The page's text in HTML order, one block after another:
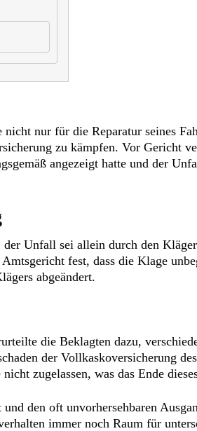
nur für die Reparatur seines
zu kämpfen. Vor Gericht
angezeigt hatte und der
Unfall sei allein durch den
fest, dass die Klage
abgeändert.
die Beklagten dazu,
der Vollkaskoversicherung
zugelassen, was das Ende
den oft unvorhersehbaren
immer noch Raum für